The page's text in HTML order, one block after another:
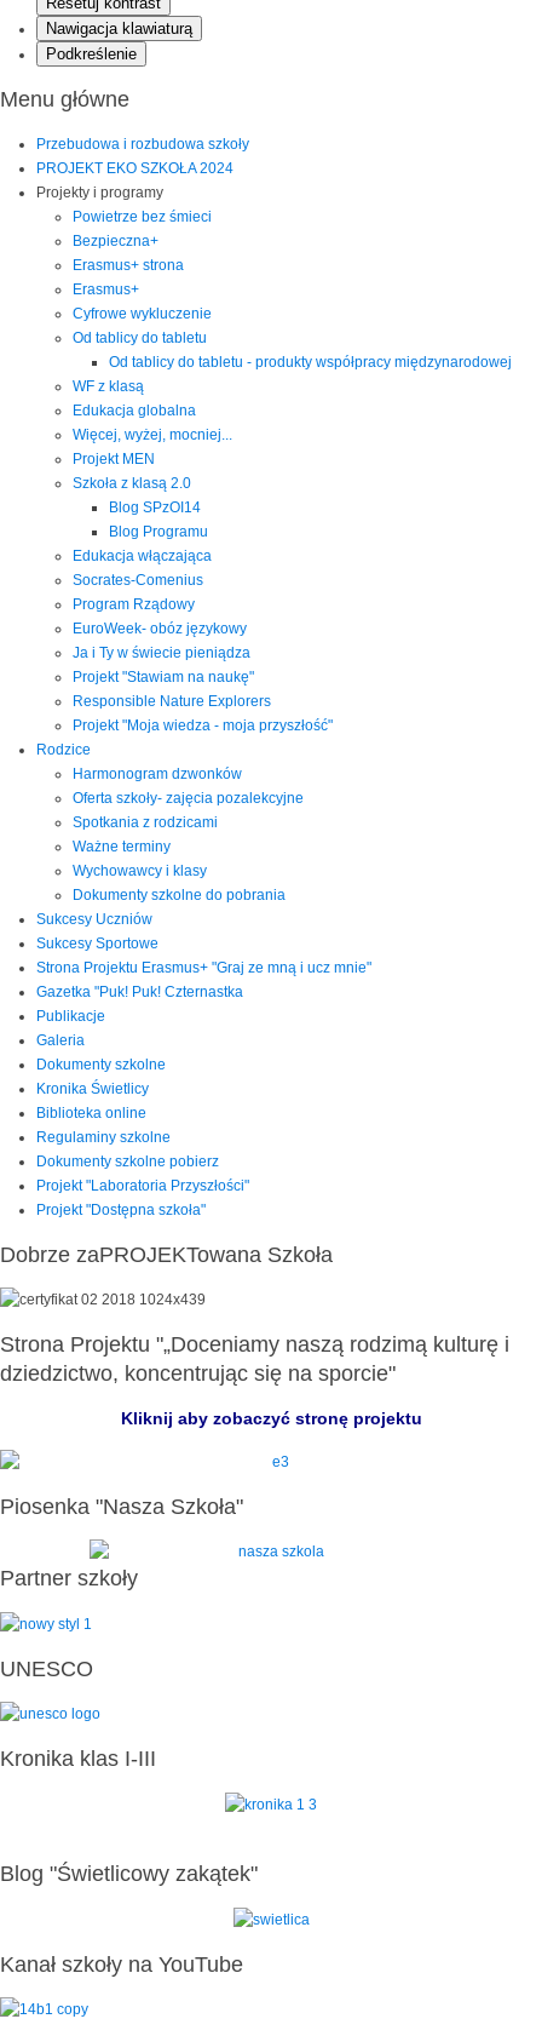
Nawigacja klawiaturą
Podkreślenie
Menu główne
Przebudowa i rozbudowa szkoły
PROJEKT EKO SZKOŁA 2024
Projekty i programy
Powietrze bez śmieci
Bezpieczna+
Erasmus+ strona
Erasmus+
Cyfrowe wykluczenie
Od tablicy do tabletu
Od tablicy do tabletu - produkty współpracy międzynarodowej
WF z klasą
Edukacja globalna
Więcej, wyżej, mocniej...
Projekt MEN
Szkoła z klasą 2.0
Blog SPzOI14
Blog Programu
Edukacja włączająca
Socrates-Comenius
Program Rządowy
EuroWeek- obóz językowy
Ja i Ty w świecie pieniądza
Projekt "Stawiam na naukę"
Responsible Nature Explorers
Projekt "Moja wiedza - moja przyszłość"
Rodzice
Harmonogram dzwonków
Oferta szkoły- zajęcia pozalekcyjne
Spotkania z rodzicami
Ważne terminy
Wychowawcy i klasy
Dokumenty szkolne do pobrania
Sukcesy Uczniów
Sukcesy Sportowe
Strona Projektu Erasmus+ "Graj ze mną i ucz mnie"
Gazetka "Puk! Puk! Czternastka
Publikacje
Galeria
Dokumenty szkolne
Kronika Świetlicy
Biblioteka online
Regulaminy szkolne
Dokumenty szkolne pobierz
Projekt "Laboratoria Przyszłości"
Projekt "Dostępna szkoła"
Dobrze zaPROJEKTowana Szkoła
Strona Projektu "„Doceniamy naszą rodzimą kulturę i
dziedzictwo, koncentrując się na sporcie"
Kliknij aby zobaczyć stronę projektu
Piosenka "Nasza Szkoła"
Partner szkoły
UNESCO
Kronika klas I-III
Blog "Świetlicowy zakątek"
Kanał szkoły na YouTube